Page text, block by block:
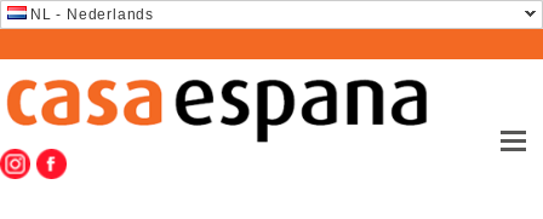
NL - Nederlands